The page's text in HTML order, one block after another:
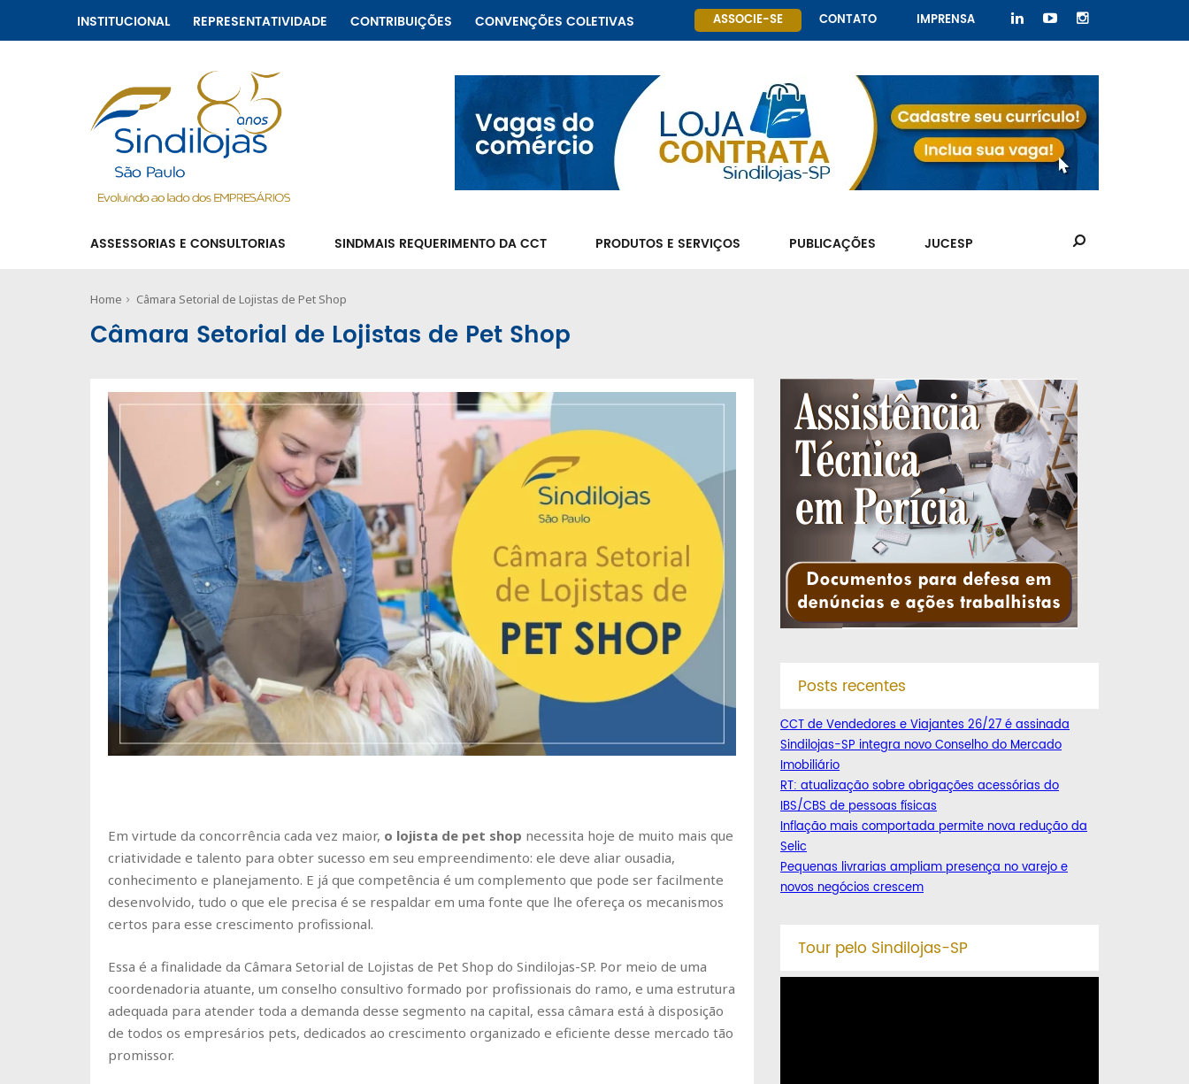
INSTITUCIONAL REPRESENTATIVIDADE CONTRIBUIÇÕES CONVENÇÕES COLETIVAS ASSOCIE-SE CONTATO IMPRENSA
ASSESSORIAS E CONSULTORIAS SINDMAIS REQUERIMENTO DA CCT PRODUTOS E SERVIÇOS PUBLICAÇÕES JUCESP
Home Câmara Setorial de Lojistas de Pet Shop
Câmara Setorial de Lojistas de Pet Shop
Em virtude da concorrência cada vez maior, o lojista de pet shop necessita hoje de muito mais que
criatividade e talento para obter sucesso em seu empreendimento: ele deve aliar ousadia,
conhecimento e planejamento. E já que competência é um complemento que pode ser facilmente
desenvolvido, tudo o que ele precisa é se respaldar em uma fonte que lhe ofereça os mecanismos
certos para esse crescimento profissional.
Essa é a finalidade da Câmara Setorial de Lojistas de Pet Shop do Sindilojas-SP. Por meio de uma
coordenadoria atuante, um conselho consultivo formado por profissionais do ramo, e uma estrutura
adequada para atender toda a demanda desse segmento na capital, essa câmara está à disposição
de todos os empresários pets, dedicados ao crescimento organizado e eficiente desse mercado tão
promissor.
Posts recentes
CCT de Vendedores e Viajantes 26/27 é assinada
Sindilojas-SP integra novo Conselho do Mercado
Imobiliário
RT: atualização sobre obrigações acessórias do
IBS/CBS de pessoas físicas
Inflação mais comportada permite nova redução da
Selic
Pequenas livrarias ampliam presença no varejo e
novos negócios crescem
Tour pelo Sindilojas-SP